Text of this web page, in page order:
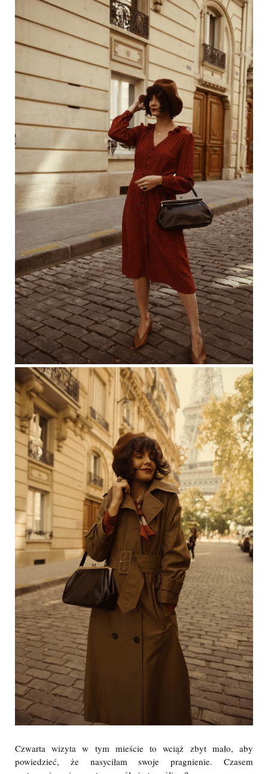
Czwarta wizyta w tym mieście to wciąż zbyt mało, aby
powiedzieć, że nasyciłam swoje pragnienie. Czasem